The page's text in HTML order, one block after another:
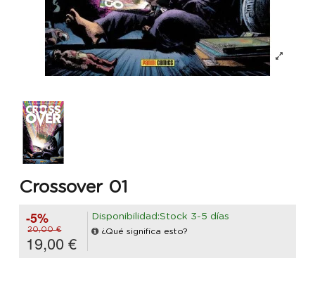
Crossover 01
-5%
20,00 €
19,00 €
Disponibilidad:Stock 3-5 días
¿Qué significa esto?